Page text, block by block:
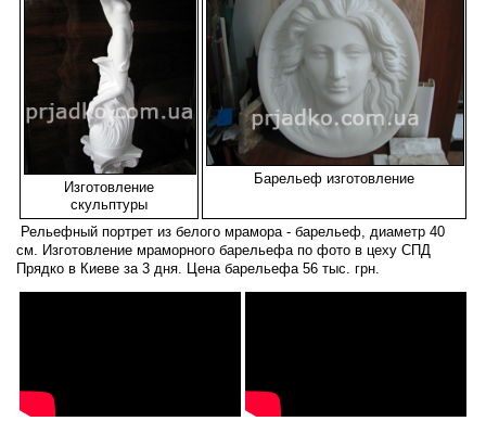
Изготовление
скульптуры
Барельеф изготовление
Рельефный портрет из белого мрамора - барельеф, диаметр 40
см. Изготовление мраморного барельефа по фото в цеху СПД
Прядко в Киеве за 3 дня. Цена барельефа 56 тыс. грн.